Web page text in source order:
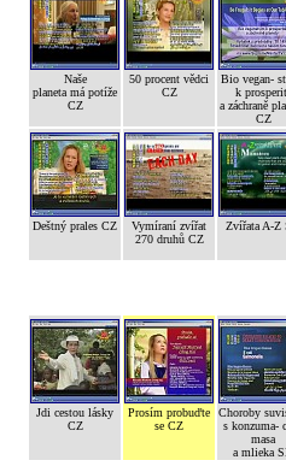
Naše
planeta má potíže
CZ
50 procent vědci
CZ
Bio vegan-
k
a záchraně
CZ
Deštný prales CZ
Vymíraní zvířat
270 druhů CZ
Zvířata A-Z
Jdi cestou lásky
CZ
Prosím probuďte
se CZ
Choroby
s konzuma-
masa
a mlieka